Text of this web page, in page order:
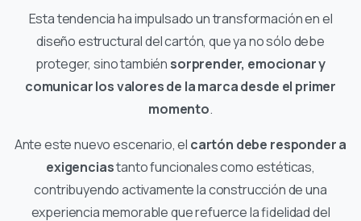
Esta tendencia ha impulsado un transformación en el
diseño estructural del cartón, que ya no sólo debe
proteger, sino también sorprender, emocionar y
comunicar los valores de la marca desde el primer
momento.
Ante este nuevo escenario, el cartón debe responder a
exigenciastanto funcionales como estéticas,
contribuyendo activamente la construcción de una
experiencia memorable que refuerce la fidelidad del